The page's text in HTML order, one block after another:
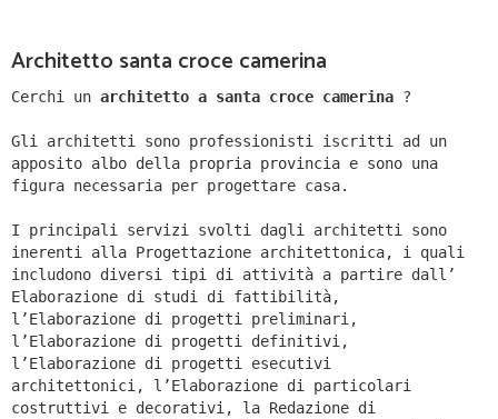
Architetto santa croce camerina
Cerchi un architetto a santa croce camerina ?
Gli architetti sono professionisti iscritti ad un
apposito albo della propria provincia e sono una
figura necessaria per progettare casa.
I principali servizi svolti dagli architetti sono
inerenti alla Progettazione architettonica, i quali
includono diversi tipi di attività a partire dall’
Elaborazione di studi di fattibilità,
l’Elaborazione di progetti preliminari,
l’Elaborazione di progetti definitivi,
l’Elaborazione di progetti esecutivi
architettonici, l’Elaborazione di particolari
costruttivi e decorativi, la Redazione di